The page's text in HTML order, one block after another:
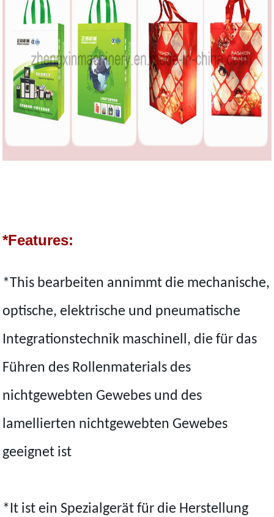
*Features:
*This bearbeiten annimmt die mechanische,
optische, elektrische und pneumatische
Integrationstechnik maschinell, die für das
Führen des Rollenmaterials des
nichtgewebten Gewebes und des
lamellierten nichtgewebten Gewebes
geeignet ist
*It ist ein Spezialgerät für die Herstellung